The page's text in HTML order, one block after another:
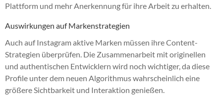
Plattform und mehr Anerkennung für ihre Arbeit zu erhalten.
Auswirkungen auf Markenstrategien
Auch auf Instagram aktive Marken müssen ihre Content-
Strategien überprüfen. Die Zusammenarbeit mit originellen
und authentischen Entwicklern wird noch wichtiger, da diese
Profile unter dem neuen Algorithmus wahrscheinlich eine
größere Sichtbarkeit und Interaktion genießen.